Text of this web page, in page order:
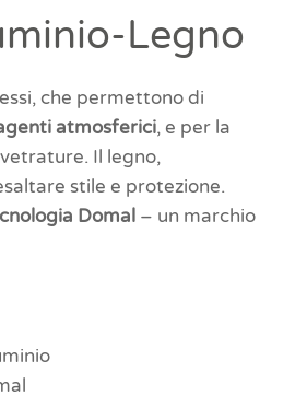
Legno
che permettono di
atmosferici, e per la
Il legno,
stile e protezione.
Domal – un marchio